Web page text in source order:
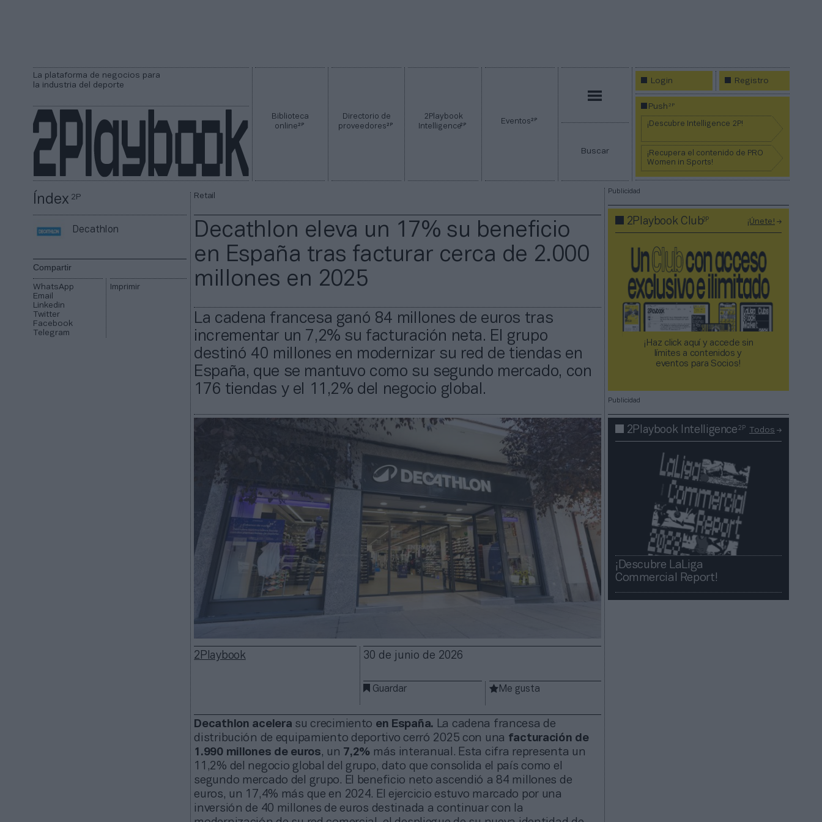
La plataforma de negocios para
la industria del deporte
Biblioteca
online2P
Directorio de
proveedores2P
2Playbook
Intelligence2P Eventos2P
Buscar
Login Registro
Push2P
¡Descubre Intelligence 2P!
¡Recupera el contenido de PRO
Women in Sports!
Índex2P
Decathlon
Compartir
WhatsApp
Email
Linkedin
Twitter
Facebook
Telegram
Imprimir
Retail
Decathlon eleva un 17% su beneficio
en España tras facturar cerca de 2.000
millones en 2025
La cadena francesa ganó 84 millones de euros tras
incrementar un 7,2% su facturación neta. El grupo
destinó 40 millones en modernizar su red de tiendas en
España, que se mantuvo como su segundo mercado, con
176 tiendas y el 11,2% del negocio global.
2Playbook 30 de junio de 2026
Guardar Me gusta
Decathlon acelera su crecimiento en España. La cadena francesa de
distribución de equipamiento deportivo cerró 2025 con una facturación de
1.990 millones de euros, un 7,2% más interanual. Esta cifra representa un
11,2% del negocio global del grupo, dato que consolida el país como el
segundo mercado del grupo. El beneficio neto ascendió a 84 millones de
euros, un 17,4% más que en 2024. El ejercicio estuvo marcado por una
inversión de 40 millones de euros destinada a continuar con la
Publicidad
2Playbook Club2P ¡Únete!
¡Haz click aquí y accede sin
límites a contenidos y
eventos para Socios!​​​​​​​
Publicidad
2Playbook Intelligence2P Todos
¡Descubre LaLiga
Commercial Report!​​